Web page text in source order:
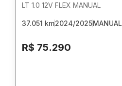
LT 1.0 12V FLEX MANUAL
37.051 km2024/2025MANUAL
R$ 75.290